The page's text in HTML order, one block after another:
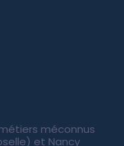
méconnus
et Nancy